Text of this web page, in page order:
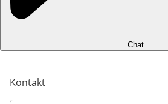
Chat
Kontakt